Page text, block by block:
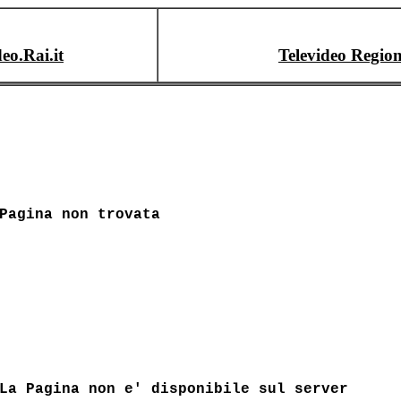
Televideo
Pagina non trovata
La Pagina non e' disponibile sul server